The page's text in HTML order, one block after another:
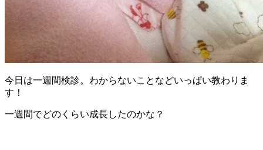
今日は一週間検診。わからないことなどいっぱい教わりま
す！
一週間でどのくらい成長したのかな？